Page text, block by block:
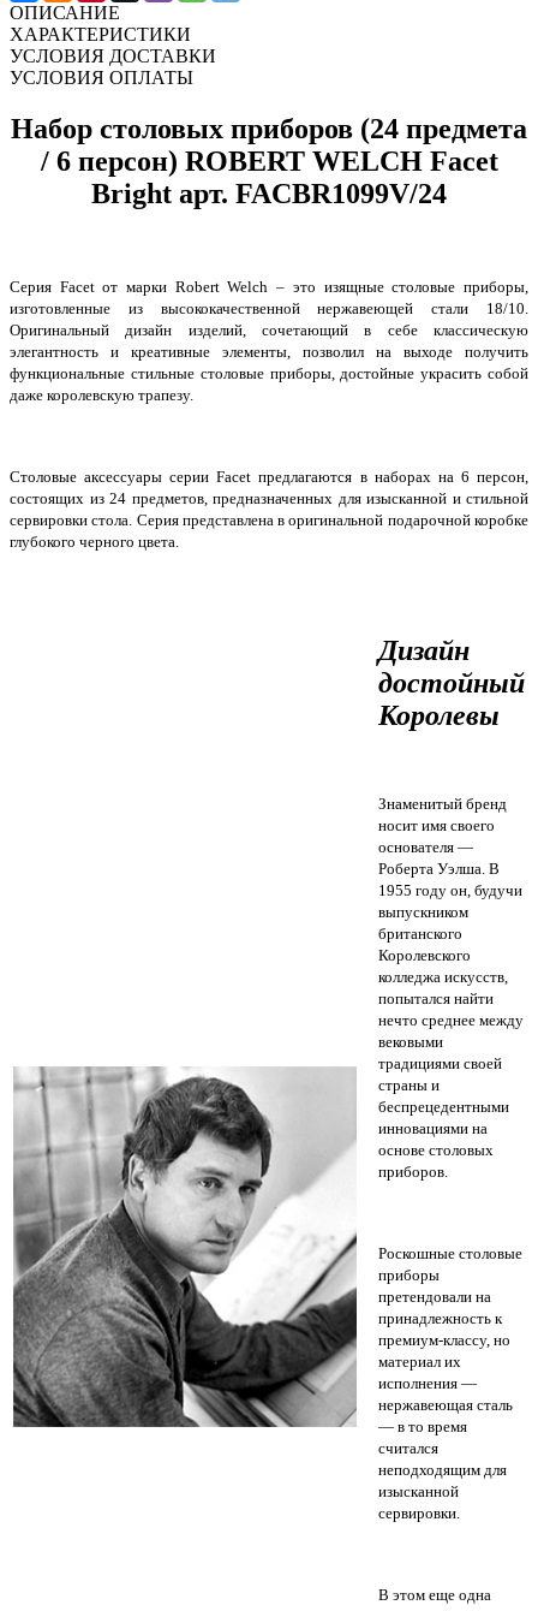
ОПИСАНИЕ
ХАРАКТЕРИСТИКИ
УСЛОВИЯ ДОСТАВКИ
УСЛОВИЯ ОПЛАТЫ
Набор столовых приборов (24 предмета
/ 6 персон) ROBERT WELCH Facet
Bright арт. FACBR1099V/24
Серия Facet от марки Robert Welch – это изящные столовые приборы,
изготовленные из высококачественной нержавеющей стали 18/10.
Оригинальный дизайн изделий, сочетающий в себе классическую
элегантность и креативные элементы, позволил на выходе получить
функциональные стильные столовые приборы, достойные украсить собой
даже королевскую трапезу.
Столовые аксессуары серии Facet предлагаются в наборах на 6 персон,
состоящих из 24 предметов, предназначенных для изысканной и стильной
сервировки стола. Серия представлена в оригинальной подарочной коробке
глубокого черного цвета.
Дизайн
достойный
Королевы
Знаменитый бренд
носит имя своего
основателя —
Роберта Уэлша. В
1955 году он, будучи
выпускником
британского
Королевского
колледжа искусств,
попытался найти
нечто среднее между
вековыми
традициями своей
страны и
беспрецедентными
инновациями на
основе столовых
приборов.
Роскошные столовые
приборы
претендовали на
принадлежность к
премиум-классу, но
материал их
исполнения —
нержавеющая сталь
— в то время
считался
неподходящим для
изысканной
сервировки.
В этом еще одна